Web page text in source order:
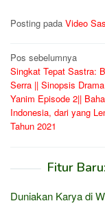
Posting pada Video
Navigasi
pos
Pos sebelumnya
Singkat Tepat Sastra:
Serra || Sinopsis
Yanim Episode 2||
Indonesia, dari yang
Tahun 2021
Fitur
Duniakan Karya di